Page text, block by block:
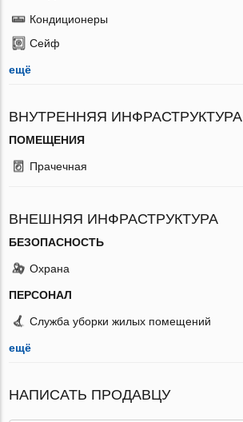
Кондиционеры
Сейф
ещё
ВНУТРЕННЯЯ ИНФРАСТРУКТУРА
ПОМЕЩЕНИЯ
Прачечная
ВНЕШНЯЯ ИНФРАСТРУКТУРА
БЕЗОПАСНОСТЬ
Охрана
ПЕРСОНАЛ
Служба уборки жилых помещений
ещё
НАПИСАТЬ ПРОДАВЦУ